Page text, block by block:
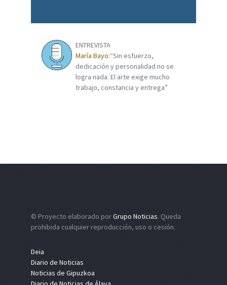
ENTREVISTA
María Bayo:“Sin esfuerzo,
dedicación y personalidad no se
logra nada. El arte exige mucho
trabajo, constancia y entrega”
© Proyecto elaborado porGrupo Noticias. Queda
prohibida cualquier reproducción, uso o cesión.
Deia
Diario de Noticias
Noticias de Gipuzkoa